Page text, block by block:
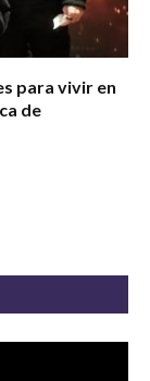
para vivir en
de